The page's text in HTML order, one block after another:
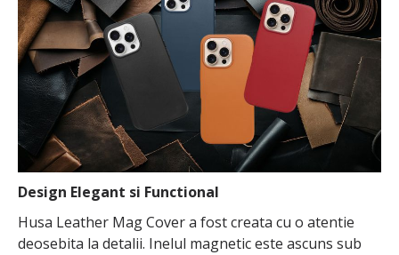
Design Elegant si Functional
Husa Leather Mag Cover a fost creata cu o atentie
deosebita la detalii. Inelul magnetic este ascuns sub